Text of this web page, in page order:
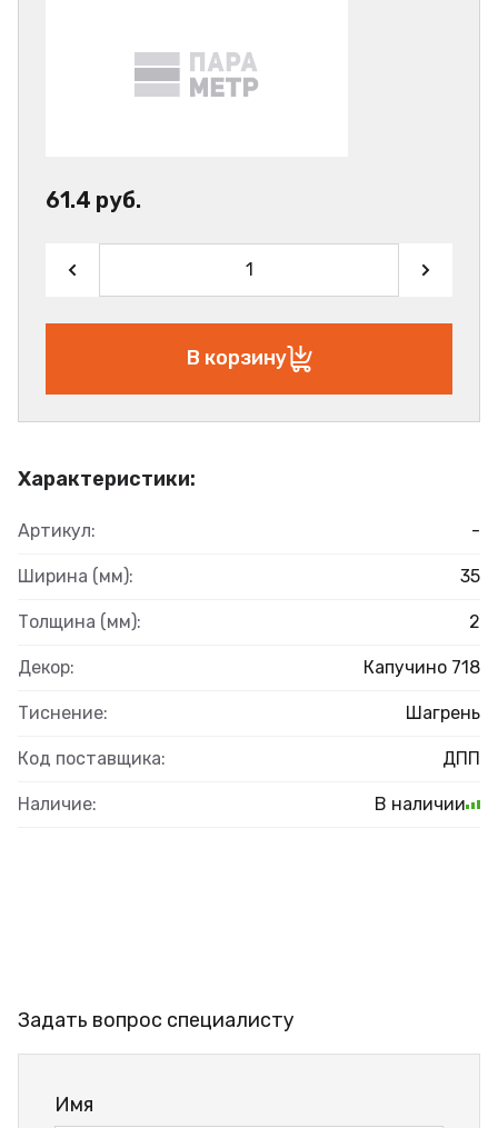
Характеристики:
Артикул: -
Ширина (мм): 35
Толщина (мм): 2
Декор: Капучино 718
Тиснение: Шагрень
Код поставщика: ДПП
Наличие: В наличии
61.4 руб.
В корзину
Задать вопрос специалисту
Имя